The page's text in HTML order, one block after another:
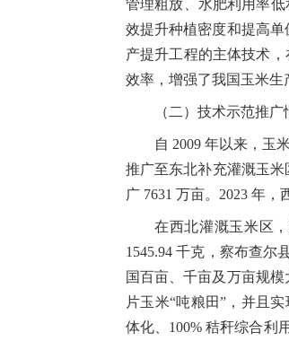
管理粗放、水肥利用率
效提升种植密度和提高单
产提升工程的主体技术
效率，增强了我国玉米生
（二）技术示范推广
自 2009 年以来，玉
推广至东北补充灌溉玉
广 7631 万亩。 2023 年，
在西北灌溉玉米区
1545.94千克，察布查尔
国百亩、千亩及万亩规
片玉米“吨粮田” ，并且
体化、 100%秸秆综合利